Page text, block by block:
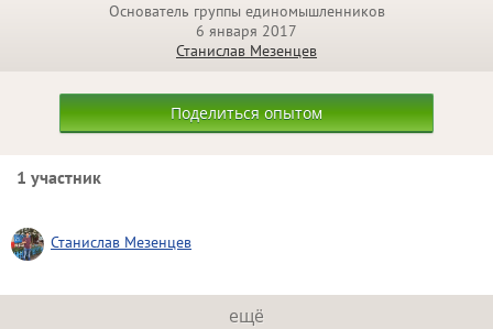
Основатель группы единомышленников
6 января 2017
Станислав Мезенцев
Поделиться опытом
1 участник
Станислав Мезенцев
ещё